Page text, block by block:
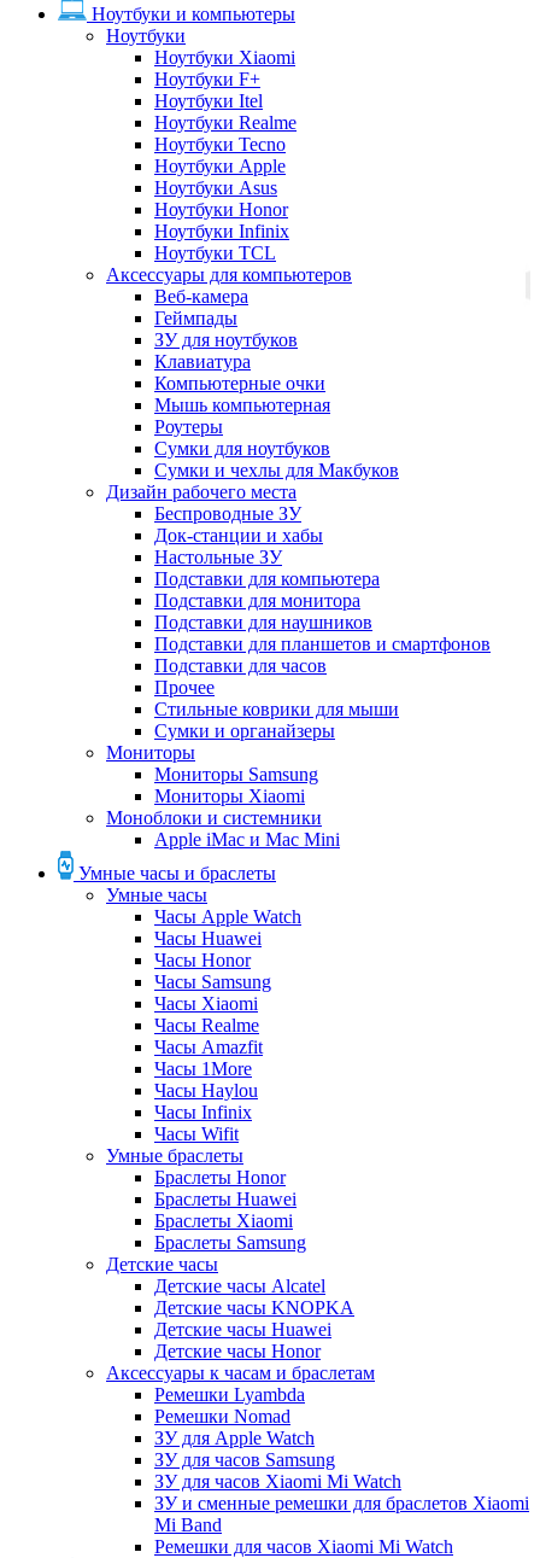
Ноутбуки и компьютеры
Ноутбуки
Ноутбуки Xiaomi
Ноутбуки F+
Ноутбуки Itel
Ноутбуки Realme
Ноутбуки Tecno
Ноутбуки Apple
Ноутбуки Asus
Ноутбуки Honor
Ноутбуки Infinix
Ноутбуки TCL
Аксессуары для компьютеров
Веб-камера
Геймпады
ЗУ для ноутбуков
Клавиатура
Компьютерные очки
Мышь компьютерная
Роутеры
Сумки для ноутбуков
Сумки и чехлы для Макбуков
Дизайн рабочего места
Беспроводные ЗУ
Док-станции и хабы
Настольные ЗУ
Подставки для компьютера
Подставки для монитора
Подставки для наушников
Подставки для планшетов и смартфонов
Подставки для часов
Прочее
Стильные коврики для мыши
Сумки и органайзеры
Мониторы
Мониторы Samsung
Мониторы Xiaomi
Моноблоки и системники
Apple iMac и Mac Mini
Умные часы и браслеты
Умные часы
Часы Apple Watch
Часы Huawei
Часы Honor
Часы Samsung
Часы Xiaomi
Часы Realme
Часы Amazfit
Часы 1More
Часы Haylou
Часы Infinix
Часы Wifit
Умные браслеты
Браслеты Honor
Браслеты Huawei
Браслеты Xiaomi
Браслеты Samsung
Детские часы
Детские часы Alcatel
Детские часы KNOPKA
Детские часы Huawei
Детские часы Honor
Аксессуары к часам и браслетам
Ремешки Lyambda
Ремешки Nomad
ЗУ для Apple Watch
ЗУ для часов Samsung
ЗУ для часов Xiaomi Mi Watch
ЗУ и сменные ремешки для браслетов Xiaomi
Mi Band
Ремешки для часов Xiaomi Mi Watch